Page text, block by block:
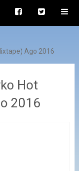
Ago 2016
Hot
2016